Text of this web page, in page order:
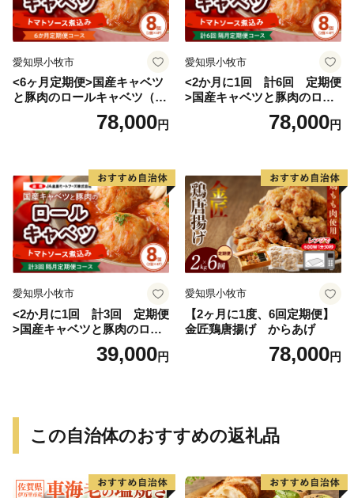
愛知県小牧市
<6ヶ月定期便>国産キャベツ
と豚肉のロールキャベツ（4P
78,000円
愛知県小牧市
<2か月に1回 計6回 定期便
>国産キャベツと豚肉のロー
ルキャベツ（4P入り）
78,000円
愛知県小牧市
<2か月に1回 計3回 定期便
>国産キャベツと豚肉のロー
ルキャベツ（4P入り）
39,000円
愛知県小牧市
【2ヶ月に1度、6回定期便】
金匠鶏唐揚げ からあげ
78,000円
この自治体のおすすめの返礼品